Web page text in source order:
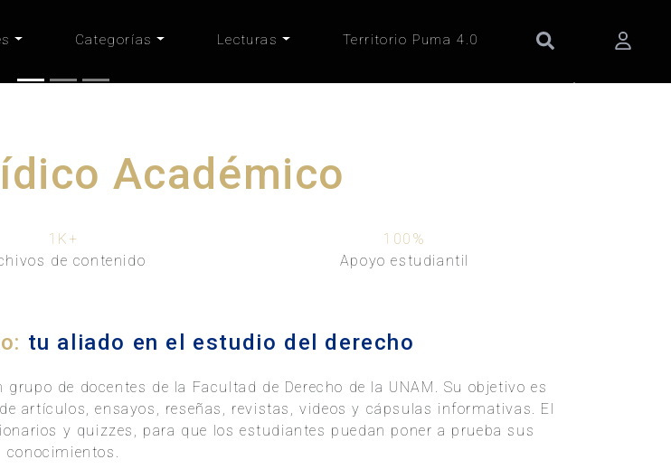
Categorías Lecturas Territorio Puma 4.0
Académico
1K +
de contenido
100 %
Apoyo estudiantil
tu aliado en el estudio del derecho
de docentes de la Facultad de Derecho de la UNAM. Su objetivo es
artículos, ensayos, reseñas, revistas, videos y cápsulas informativas. El
y quizzes, para que los estudiantes puedan poner a prueba sus
conocimientos.